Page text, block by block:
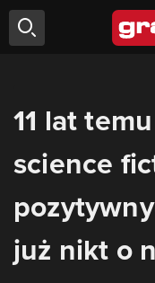
11 lat
science
już nikt o